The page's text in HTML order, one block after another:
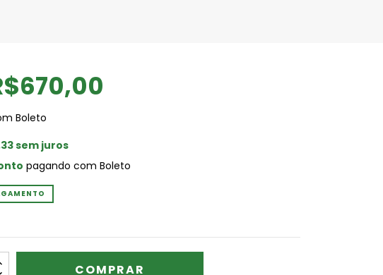
Boleto
sem juros
pagando com Boleto